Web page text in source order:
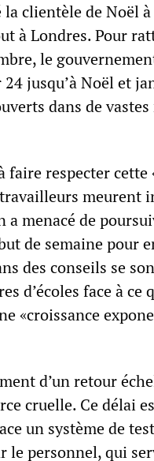
la clientèle de Noël
à Londres. Pour
le
jusqu’à Noël et
dans de
respecter cette
meurent
a menacé de
de semaine pour
des conseils se
d’écoles face à ce
«croissance
d’un retour
cruelle. Ce délai
un système de
le personnel, qui